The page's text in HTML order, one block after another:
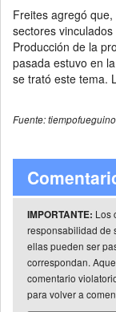
Freites agregó
sectores
Producción de la
pasada estuvo en
se trató este tema.
Fuente:
IMPORTANTE: Los
responsabilidad de
ellas pueden ser
correspondan.
comentario
para volver a